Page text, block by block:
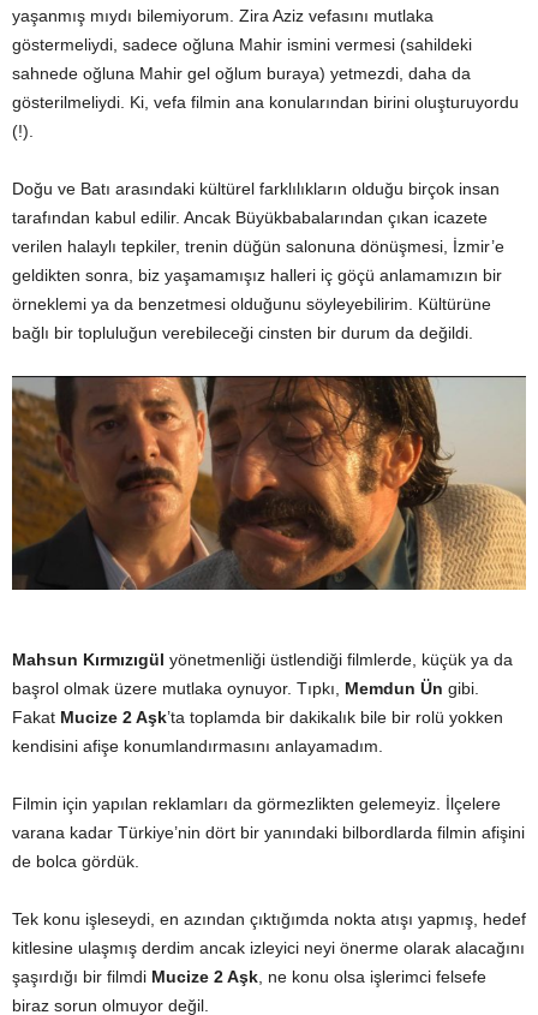
yaşanmış mıydı bilemiyorum. Zira Aziz vefasını mutlaka
göstermeliydi, sadece oğluna Mahir ismini vermesi (sahildeki
sahnede oğluna Mahir gel oğlum buraya) yetmezdi, daha da
gösterilmeliydi. Ki, vefa filmin ana konularından birini oluşturuyordu
(!).
Doğu ve Batı arasındaki kültürel farklılıkların olduğu birçok insan
tarafından kabul edilir. Ancak Büyükbabalarından çıkan icazete
verilen halaylı tepkiler, trenin düğün salonuna dönüşmesi, İzmir’e
geldikten sonra, biz yaşamamışız halleri iç göçü anlamamızın bir
örneklemi ya da benzetmesi olduğunu söyleyebilirim. Kültürüne
bağlı bir topluluğun verebileceği cinsten bir durum da değildi.
Mahsun Kırmızıgül yönetmenliği üstlendiği filmlerde, küçük ya da
başrol olmak üzere mutlaka oynuyor. Tıpkı, Memdun Ün gibi.
Fakat Mucize 2 Aşk’ta toplamda bir dakikalık bile bir rolü yokken
kendisini afişe konumlandırmasını anlayamadım.
Filmin için yapılan reklamları da görmezlikten gelemeyiz. İlçelere
varana kadar Türkiye’nin dört bir yanındaki bilbordlarda filmin afişini
de bolca gördük.
Tek konu işleseydi, en azından çıktığımda nokta atışı yapmış, hedef
kitlesine ulaşmış derdim ancak izleyici neyi önerme olarak alacağını
şaşırdığı bir filmdi Mucize 2 Aşk, ne konu olsa işlerimci felsefe
biraz sorun olmuyor değil.